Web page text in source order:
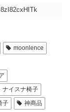
moonlence
ナイスナ椅子
子 神商品